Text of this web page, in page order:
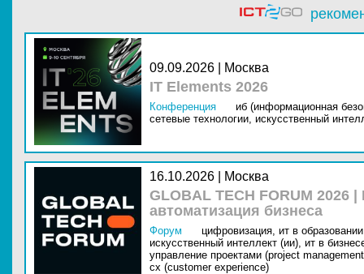
09.09.2026 | Москва
IT Elements 2026
Конференция
иб (информационная
сетевые технологии, искусственный
16.10.2026 | Москва
GLOBAL TECH FORUM
автоматизация бизнеса
Форум цифровизация, ит в
искусственный интеллект (ии), ит в
управление проектами (project
cx (customer experience)